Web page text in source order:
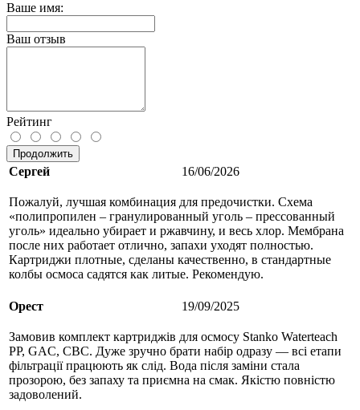
Ваше имя:
Ваш отзыв
Рейтинг
Продолжить
Сергей 16/06/2026
Пожалуй, лучшая комбинация для предочистки. Схема
«полипропилен – гранулированный уголь – прессованный
уголь» идеально убирает и ржавчину, и весь хлор. Мембрана
после них работает отлично, запахи уходят полностью.
Картриджи плотные, сделаны качественно, в стандартные
колбы осмоса садятся как литые. Рекомендую.
Орест 19/09/2025
Замовив комплект картриджів для осмосу Stanko Waterteach
PP, GAC, CBC. Дуже зручно брати набір одразу — всі етапи
фільтрації працюють як слід. Вода після заміни стала
прозорою, без запаху та приємна на смак. Якістю повністю
задоволений.